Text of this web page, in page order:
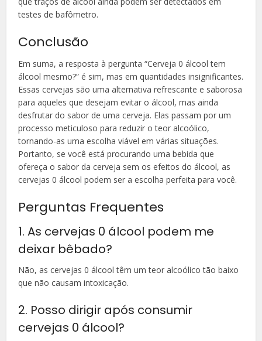
testes de bafômetro.
Conclusão
Em suma, a resposta à pergunta “Cerveja 0 álcool tem
álcool mesmo?” é sim, mas em quantidades insignificantes.
Essas cervejas são uma alternativa refrescante e saborosa
para aqueles que desejam evitar o álcool, mas ainda
desfrutar do sabor de uma cerveja. Elas passam por um
processo meticuloso para reduzir o teor alcoólico,
tornando-as uma escolha viável em várias situações.
Portanto, se você está procurando uma bebida que
ofereça o sabor da cerveja sem os efeitos do álcool, as
cervejas 0 álcool podem ser a escolha perfeita para você.
Perguntas Frequentes
1. As cervejas 0 álcool podem me
deixar bêbado?
Não, as cervejas 0 álcool têm um teor alcoólico tão baixo
que não causam intoxicação.
2. Posso dirigir após consumir
cervejas 0 álcool?